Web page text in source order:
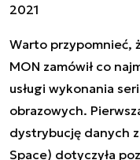
2021
Warto przypomnieć,
MON zamówił co
usługi wykonania
obrazowych.
dystrybucję danych
Space) dotyczyła